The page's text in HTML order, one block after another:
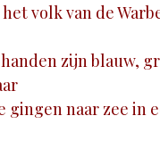
volk van de
zijn blauw,
gingen naar zee in